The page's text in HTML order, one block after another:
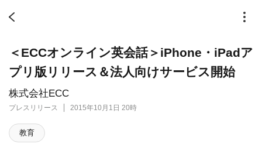
株式会社ECC
プレスリリース 2015年10月1日 20時
＜ECCオンライン英会話＞iPhone・iPadア
プリ版リリース＆法人向けサービス開始
教育